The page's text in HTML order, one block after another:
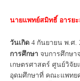
นายแพทย์สมิทธิ์ อารย
วันเกิด 4 กันยายน พ ศ
การศึกษา จบการศึกษา
เกษตรศาสตร์ ศูนย์วิจั
อุดมศึกษาที่ คณะแพทย